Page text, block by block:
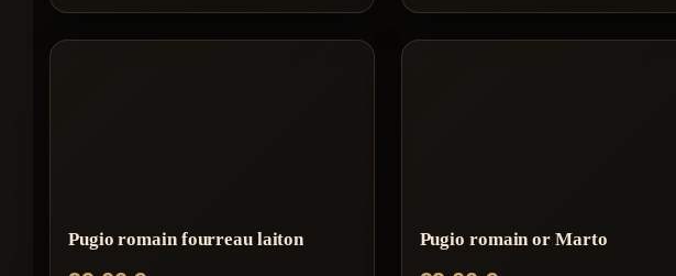
Pugio romain fourreau laiton Pugio romain or Marto